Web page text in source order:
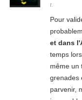
r.
Pour
et dans
temps
même un
grenades
parvenir,